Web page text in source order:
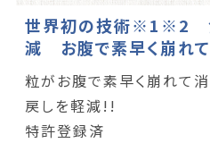
世界初の技術※1※2
減 お腹で素早く崩れ
粒がお腹で素早く崩れて
戻しを軽減!!
特許登録済